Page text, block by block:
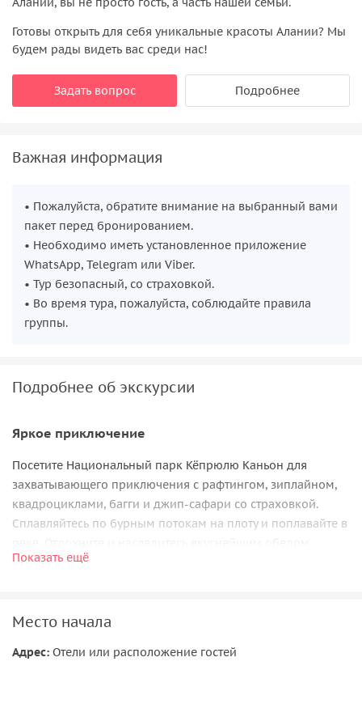
Готовы открыть для себя уникальные красоты Алании? Мы
будем рады видеть вас среди нас!
Задать вопрос Подробнее
Важная информация
• Пожалуйста, обратите внимание на выбранный вами
пакет перед бронированием.
• Необходимо иметь установленное приложение
WhatsApp, Telegram или Viber.
• Тур безопасный, со страховкой.
• Во время тура, пожалуйста, соблюдайте правила
группы.
Подробнее об экскурсии
Яркое приключение
Посетите Национальный парк Кёпрюлю Каньон для
захватывающего приключения с рафтингом, зиплайном,
квадроциклами, багги и джип-сафари со страховкой.
Сплавляйтесь по бурным потокам на плоту и поплавайте в
Пролетите над рекой на зиплайне и выберите между
прямо из отеля. Затем отправляйтесь на 14-километровый
Показать ещё
Место начала
Адрес: Отели или расположение гостей